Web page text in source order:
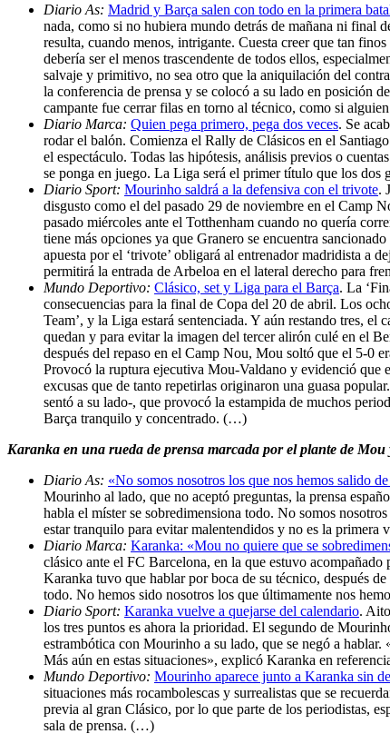
Diario As: Madrid y Barça salen con todo en la primera
nada, como si no hubiera mundo detrás de mañana ni final
resulta, cuando menos, intrigante. Cuesta creer que tan
debería ser el menos trascendente de todos ellos,
salvaje y primitivo, no sea otro que la aniquilación del
la conferencia de prensa y se colocó a su lado en posición
campante fue cerrar filas en torno al técnico, como si
Diario Marca: Quien pega primero, pega dos veces. Se
rodar el balón. Comienza el Rally de Clásicos en el
el espectáculo. Todas las hipótesis, análisis previos o
se ponga en juego. La Liga será el primer título que los
Diario Sport: Mourinho saldrá a la defensiva con el trivote.
disgusto como el del pasado 29 de noviembre en el Camp
pasado miércoles ante el Totthenham cuando no quería
tiene más opciones ya que Granero se encuentra
apuesta por el ‘trivote’ obligará al entrenador madridista a
permitirá la entrada de Arbeloa en el lateral derecho para
Mundo Deportivo: Clásico, set y Liga para el Barça. La
consecuencias para la final de Copa del 20 de abril. Los
Team’, y la Liga estará sentenciada. Y aún restando tres,
quedan y para evitar la imagen del tercer alirón culé en el
después del repaso en el Camp Nou, Mou soltó que el 5-0
Provocó la ruptura ejecutiva Mou-Valdano y evidenció que
excusas que de tanto repetirlas originaron una guasa
sentó a su lado-, que provocó la estampida de muchos
Barça tranquilo y concentrado. (…)
Karanka en una rueda de prensa marcada por el plante de Mou
Diario As: «No somos nosotros los que nos hemos salido
Mourinho al lado, que no aceptó preguntas, la prensa
habla el míster se sobredimensiona todo. No somos
estar tranquilo para evitar malentendidos y no es la
Diario Marca: Karanka: «Mou no quiere que se
clásico ante el FC Barcelona, en la que estuvo
Karanka tuvo que hablar por boca de su técnico, después
todo. No hemos sido nosotros los que últimamente nos
Diario Sport: Karanka vuelve a quejarse del calendario.
los tres puntos es ahora la prioridad. El segundo de
estrambótica con Mourinho a su lado, que se negó a
Más aún en estas situaciones», explicó Karanka en
Mundo Deportivo: Mourinho aparece junto a Karanka sin
situaciones más rocambolescas y surrealistas que se
previa al gran Clásico, por lo que parte de los periodistas,
sala de prensa. (…)